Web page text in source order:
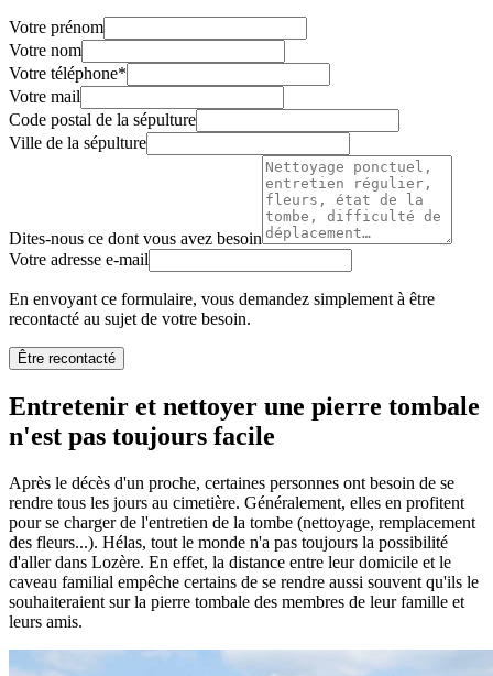
Votre prénom
Votre nom
Votre téléphone*
Votre mail
Code postal de la sépulture
Ville de la sépulture
Dites-nous ce dont vous avez besoin
Votre adresse e-mail
En envoyant ce formulaire, vous demandez simplement à être
recontacté au sujet de votre besoin.
Être recontacté
Entretenir et nettoyer une pierre tombale
n'est pas toujours facile
Après le décès d'un proche, certaines personnes ont besoin de se
rendre tous les jours au cimetière. Généralement, elles en profitent
pour se charger de l'entretien de la tombe (nettoyage, remplacement
des fleurs...). Hélas, tout le monde n'a pas toujours la possibilité
d'aller dans Lozère. En effet, la distance entre leur domicile et le
caveau familial empêche certains de se rendre aussi souvent qu'ils le
souhaiteraient sur la pierre tombale des membres de leur famille et
leurs amis.